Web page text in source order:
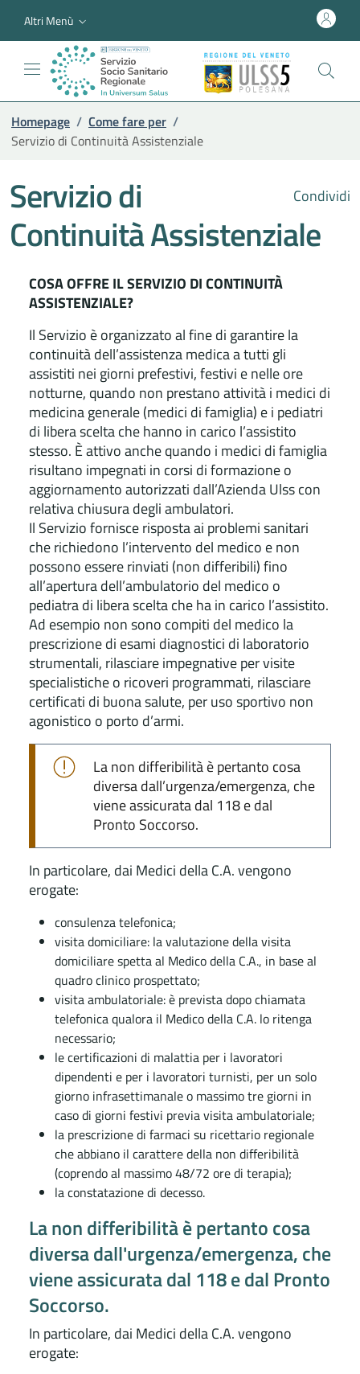
Altri Menù
Homepage / Come fare per /
Servizio di Continuità Assistenziale
Condividi
Servizio di
Continuità Assistenziale
COSA OFFRE IL SERVIZIO DI CONTINUITÀ
ASSISTENZIALE?
Il Servizio è organizzato al fine di garantire la
continuità dell’assistenza medica a tutti gli
assistiti nei giorni prefestivi, festivi e nelle ore
notturne, quando non prestano attività i medici di
medicina generale (medici di famiglia) e i pediatri
di libera scelta che hanno in carico l’assistito
stesso. È attivo anche quando i medici di famiglia
risultano impegnati in corsi di formazione o
aggiornamento autorizzati dall’Azienda Ulss con
relativa chiusura degli ambulatori.
Il Servizio fornisce risposta ai problemi sanitari
che richiedono l’intervento del medico e non
possono essere rinviati (non differibili) fino
all’apertura dell’ambulatorio del medico o
pediatra di libera scelta che ha in carico l’assistito.
Ad esempio non sono compiti del medico la
prescrizione di esami diagnostici di laboratorio
strumentali, rilasciare impegnative per visite
specialistiche o ricoveri programmati, rilasciare
certificati di buona salute, per uso sportivo non
agonistico o porto d’armi.
La non differibilità è pertanto cosa
diversa dall’urgenza/emergenza, che
viene assicurata dal 118 e dal
Pronto Soccorso.
In particolare, dai Medici della C.A. vengono
erogate:
consulenza telefonica;
visita domiciliare: la valutazione della visita
domiciliare spetta al Medico della C.A., in base al
quadro clinico prospettato;
visita ambulatoriale: è prevista dopo chiamata
telefonica qualora il Medico della C.A. lo ritenga
necessario;
le certificazioni di malattia per i lavoratori
dipendenti e per i lavoratori turnisti, per un solo
giorno infrasettimanale o massimo tre giorni in
caso di giorni festivi previa visita ambulatoriale;
la prescrizione di farmaci su ricettario regionale
che abbiano il carattere della non differibilità
(coprendo al massimo 48/72 ore di terapia);
la constatazione di decesso.
La non differibilità è pertanto cosa
diversa dall'urgenza/emergenza, che
viene assicurata dal 118 e dal Pronto
Soccorso.
In particolare, dai Medici della C.A. vengono
erogate: